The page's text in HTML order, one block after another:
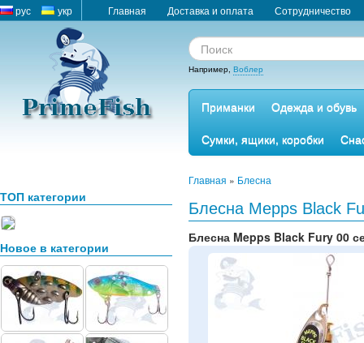
рус укр Главная Доставка и оплата Сотрудничество
Например, Воблер
Приманки
Одежда и обувь
Сумки, ящики, коробки
ТОП категории
Новое в категории
Главная » Блесна
Блесна Mepps Black
Блесна Mepps Black Fury 00